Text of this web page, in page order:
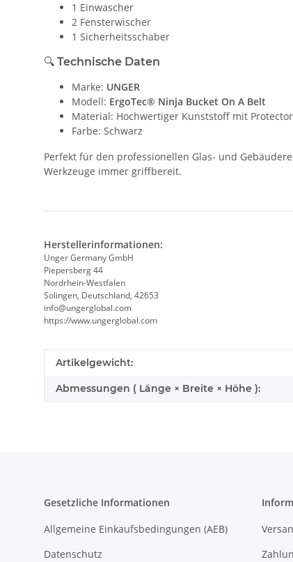
1 Einwascher
2 Fensterwischer
1 Sicherheitsschaber
🔍 Technische Daten
Marke: UNGER
Modell: ErgoTec® Ninja Bucket On A Belt
Material: Hochwertiger Kunststoff mit
Farbe: Schwarz
Perfekt für den professionellen Glas- und
Werkzeuge immer griffbereit.
Herstellerinformationen:
Unger Germany GmbH
Piepersberg 44
Nordrhein-Westfalen
Solingen, Deutschland, 42653
info@ungerglobal.com
https://www.ungerglobal.com
Artikelgewicht:
Abmessungen ( Länge × Breite × Höhe ):
Gesetzliche Informationen
Allgemeine Einkaufsbedingungen (AEB)
Datenschutz